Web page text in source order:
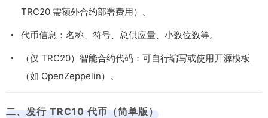
TRC20 需额外合约部署费用）。
代币信息：名称、符号、总供应量、小数位数等。
（仅 TRC20）智能合约代码：可自行编写或使用开源模板
（如 OpenZeppelin）。
二、发行 TRC10 代币（简单版）